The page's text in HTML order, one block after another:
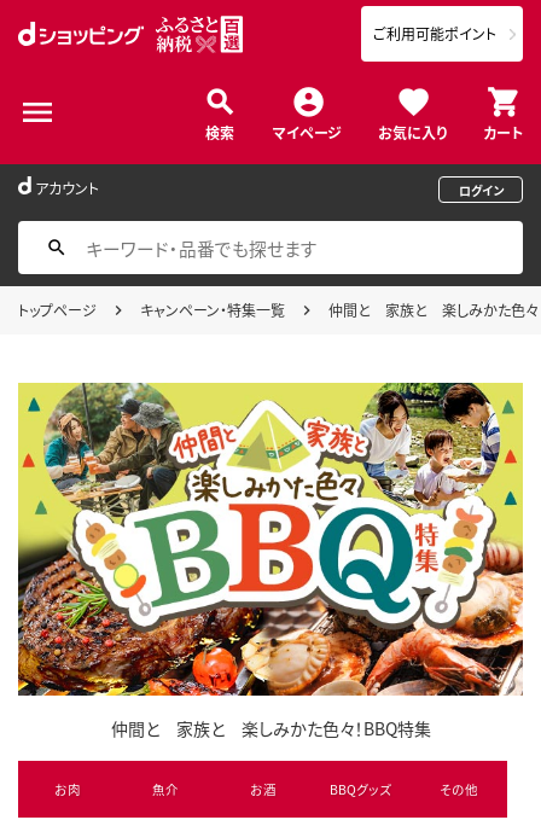
検索 マイページ お気に入り カート
ご利用可能ポイント
アカウント ログイン
トップページ キャンペーン・特集一覧 仲間と 家族と 楽しみかた色々
仲間と 家族と 楽しみかた色々！BBQ特集
お肉 魚介 お酒 BBQグッズ その他